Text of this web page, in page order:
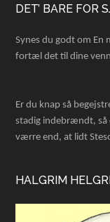
Footer
DET’ BARE FOR
Synes du godt om En
fortæl det til dine
Er du knap så
stadig indebrændt, så
værre end, at lidt
HALGRIM